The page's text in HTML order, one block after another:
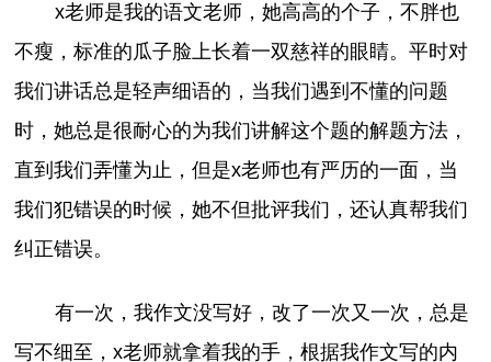
x老师是我的语文老师，她高高的个子，不胖也
不瘦，标准的瓜子脸上长着一双慈祥的眼睛。平时对
我们讲话总是轻声细语的，当我们遇到不懂的问题
时，她总是很耐心的为我们讲解这个题的解题方法，
直到我们弄懂为止，但是x老师也有严历的一面，当
我们犯错误的时候，她不但批评我们，还认真帮我们
纠正错误。
有一次，我作文没写好，改了一次又一次，总是
写不细至，x老师就拿着我的手，根据我作文写的内